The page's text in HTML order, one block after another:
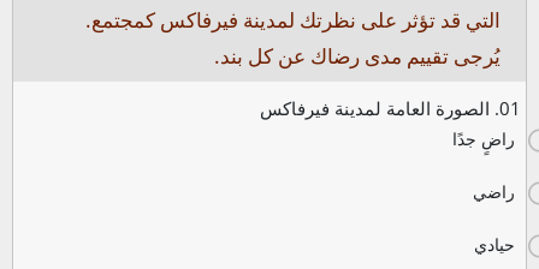
التي قد تؤثر على نظرتك لمدينة فيرفاكس كمجتمع.
يُرجى تقييم مدى رضاك عن كل بند.
01. الصورة العامة لمدينة فيرفاكس
راضٍ جدًا
راضي
حيادي